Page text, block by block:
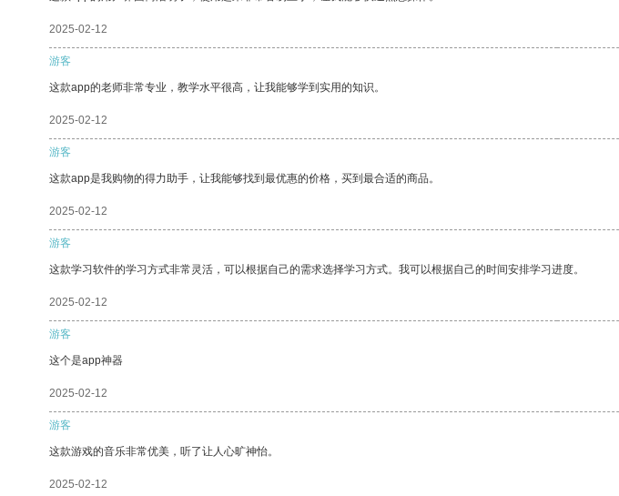
2025-02-12
游客
这款app的老师非常专业，教学水平很高，让我能够学到实用的知识。
2025-02-12
游客
这款app是我购物的得力助手，让我能够找到最优惠的价格，买到最合适的商品。
2025-02-12
游客
这款学习软件的学习方式非常灵活，可以根据自己的需求选择学习方式。我可以根据自己的时间安排学习进度。
2025-02-12
游客
这个是app神器
2025-02-12
游客
这款游戏的音乐非常优美，听了让人心旷神怡。
2025-02-12